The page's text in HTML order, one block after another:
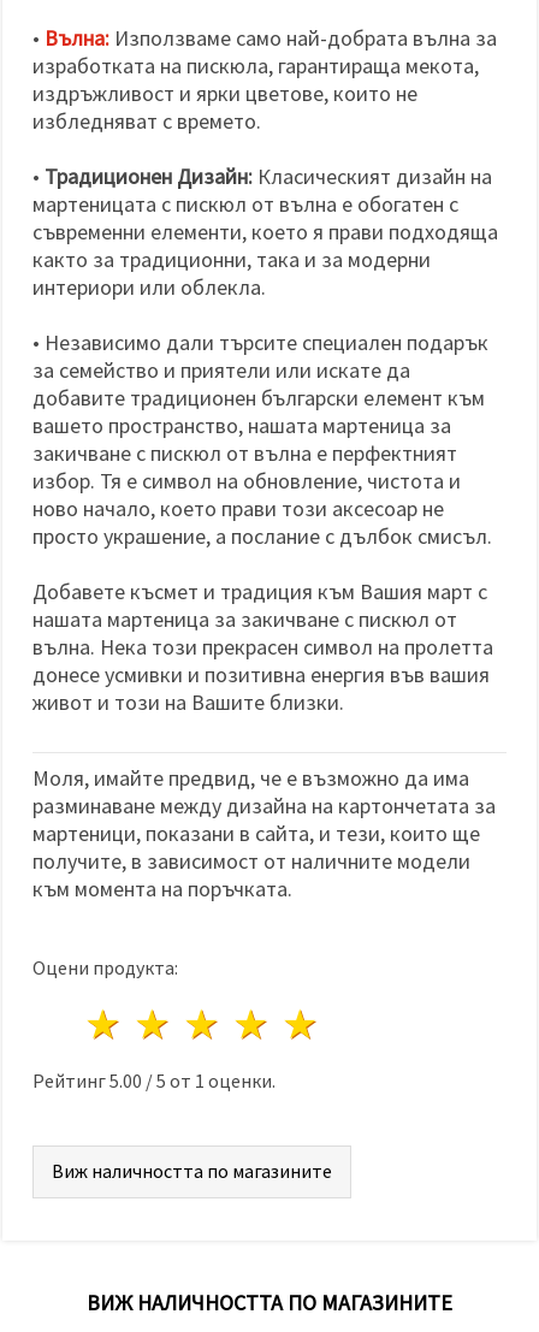
• Вълна: Използваме само най-добрата вълна за
изработката на пискюла, гарантираща мекота,
издръжливост и ярки цветове, които не
избледняват с времето.
• Традиционен Дизайн: Класическият дизайн на
мартеницата с пискюл от вълна е обогатен с
съвременни елементи, което я прави подходяща
както за традиционни, така и за модерни
интериори или облекла.
• Независимо дали търсите специален подарък
за семейство и приятели или искате да
добавите традиционен български елемент към
вашето пространство, нашата мартеница за
закичване с пискюл от вълна е перфектният
избор. Тя е символ на обновление, чистота и
ново начало, което прави този аксесоар не
просто украшение, а послание с дълбок смисъл.
Добавете късмет и традиция към Вашия март с
нашата мартеница за закичване с пискюл от
вълна. Нека този прекрасен символ на пролетта
донесе усмивки и позитивна енергия във вашия
живот и този на Вашите близки.
Моля, имайте предвид, че е възможно да има
разминаване между дизайна на картончетата за
мартеници, показани в сайта, и тези, които ще
получите, в зависимост от наличните модели
към момента на поръчката.
Оцени продукта:
4 звезди
3 звезди
2 звезди
1 звезда
Рейтинг5.00 /5 от 1 оценки.
Виж наличността по магазините
ВИЖ НАЛИЧНОСТТА ПО МАГАЗИНИТЕ